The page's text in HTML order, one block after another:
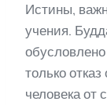
Истины,
учения.
только
человека от